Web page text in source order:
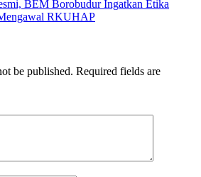
BEM Borobudur Ingatkan Etika
RKUHAP
be published. Required fields are